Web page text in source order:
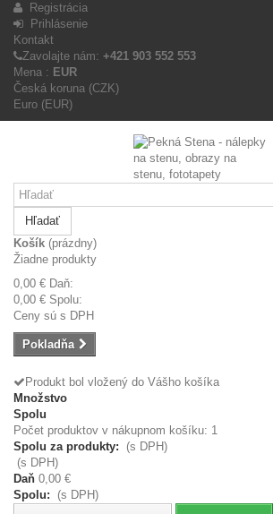
Registrácia
Prihlásenie
Kontakt
Zavolajte nám: +421 903 552 553
Mena : EUR
Česká koruna (CZK)
Euro (EUR)
Hľadať
Košík (prázdny)
Žiadne produkty
0,00 € Daň:
0,00 € Spolu:
Ceny sú s DPH
Pokladňa
Produkt bol vložený do Vášho košíka
Množstvo
Spolu
Počet produktov v nákupnom košíku: 1
Spolu za produkty:
(s DPH)
(s DPH)
Daň 0,00 €
Spolu:
(s DPH)